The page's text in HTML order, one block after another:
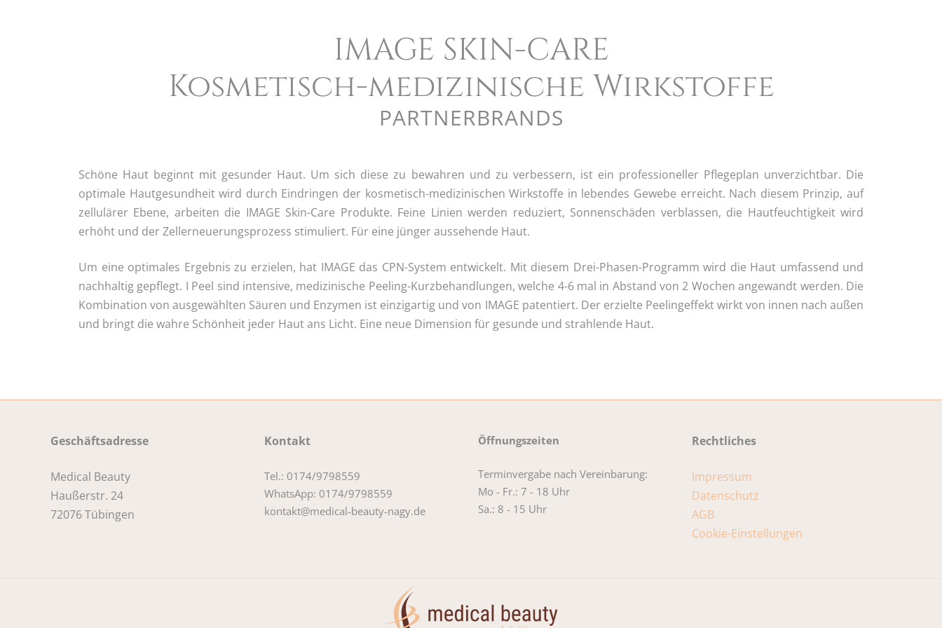
IMAGE SKIN-CARE
Kosmetisch-medizinische Wirkstoffe
PARTNERBRANDS
Schöne Haut beginnt mit gesunder Haut. Um sich diese zu bewahren und zu verbessern, ist ein professioneller Pflegeplan unverzichtbar. Die
optimale Hautgesundheit wird durch Eindringen der kosmetisch-medizinischen Wirkstoffe in lebendes Gewebe erreicht. Nach diesem Prinzip, auf
zellulärer Ebene, arbeiten die IMAGE Skin-Care Produkte. Feine Linien werden reduziert, Sonnenschäden verblassen, die Hautfeuchtigkeit wird
erhöht und der Zellerneuerungsprozess stimuliert. Für eine jünger aussehende Haut.
Um eine optimales Ergebnis zu erzielen, hat IMAGE das CPN-System entwickelt. Mit diesem Drei-Phasen-Programm wird die Haut umfassend und
nachhaltig gepflegt. I Peel sind intensive, medizinische Peeling-Kurzbehandlungen, welche 4-6 mal in Abstand von 2 Wochen angewandt werden. Die
Kombination von ausgewählten Säuren und Enzymen ist einzigartig und von IMAGE patentiert. Der erzielte Peelingeffekt wirkt von innen nach außen
und bringt die wahre Schönheit jeder Haut ans Licht. Eine neue Dimension für gesunde und strahlende Haut.
Geschäftsadresse
Medical Beauty
Haußerstr. 24
72076 Tübingen
Kontakt
Tel.: 0174/9798559
WhatsApp: 0174/9798559
kontakt@medical-beauty-nagy.de
Öffnungszeiten
Terminvergabe nach Vereinbarung:
Mo - Fr.: 7 - 18 Uhr
Sa.: 8 - 15 Uhr
Rechtliches
Impressum
Datenschutz
AGB
Cookie-Einstellungen